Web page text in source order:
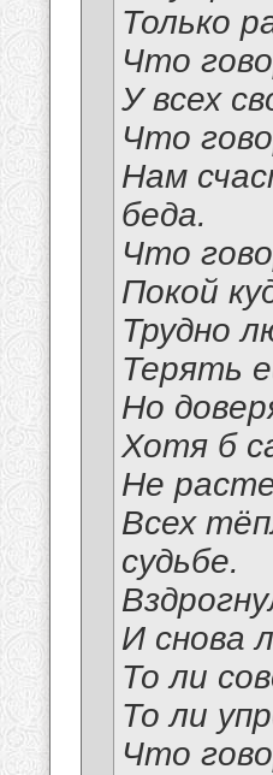
Только
Что
У всех
Что
Нам
беда.
Что
Покой
Трудно
Терять
Но
Хотя б
Не
Всех
судьбе.
И снова
То ли
То ли
Что